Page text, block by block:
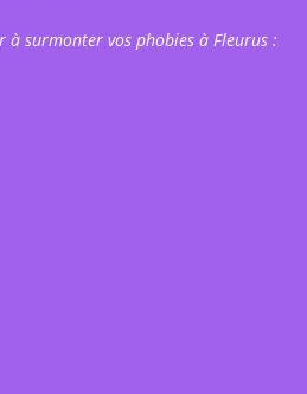
à surmonter vos phobies à Fleurus :